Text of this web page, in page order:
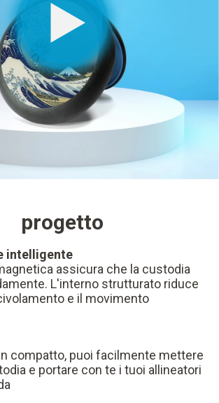
progetto
intelligente
assicura che la custodia
L'interno strutturato riduce
e il movimento
compatto, puoi facilmente mettere
e portare con te i tuoi allineatori